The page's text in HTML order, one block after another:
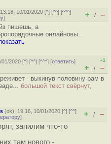
10/01/2020 [^] [^^] [^^^]
] + / –
пишешь, а
онлайновы...
01/2020 [^] [^^] [^^^] [ответить]
+1
+ / –
- выкинув половину рам в
большой текст свёрнут,
(ok), 19:16, 10/01/2020 [^] [^^]
] + / –
запилим что-то
там нового -